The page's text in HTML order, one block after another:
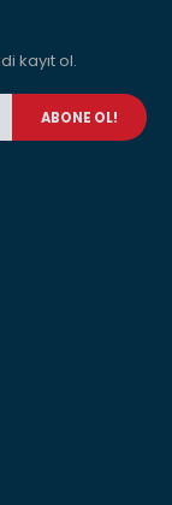
kayıt ol.